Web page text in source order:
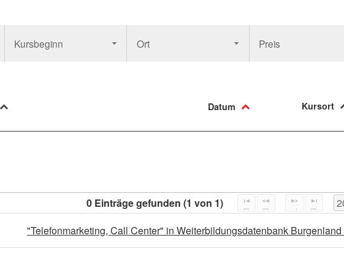
Kursbeginn Ort Preis
Datum Kursort
0 Einträge gefunden (1 von 1)
"Telefonmarketing, Call Center" in Weiterbildungsdatenbank